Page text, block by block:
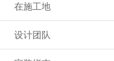
在施工地
设计团队